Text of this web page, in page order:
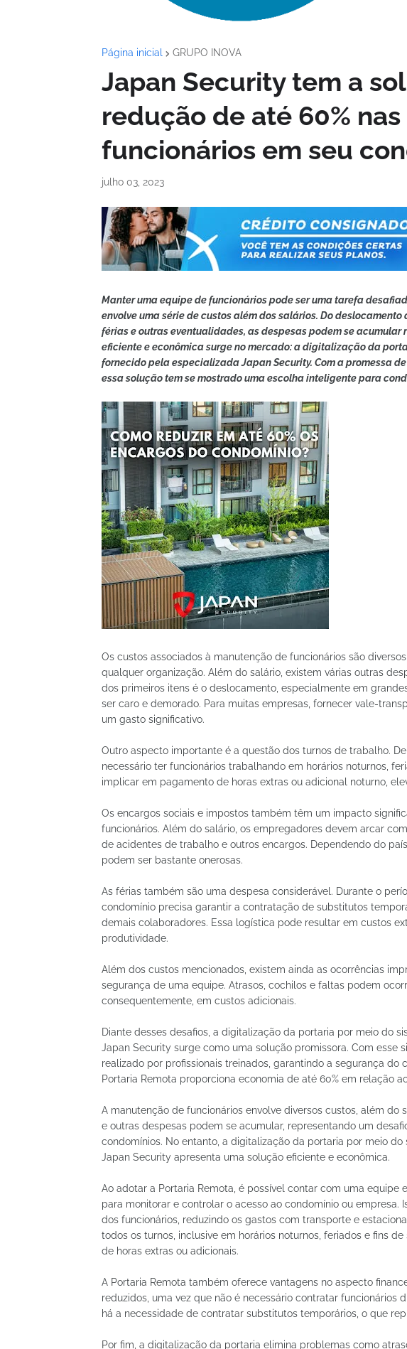
Página inicial GRUPO INOVA
Japan Security tem a
redução de até 60%
funcionários em seu
julho 03, 2023
Manter uma equipe de funcionários pode ser uma tarefa
envolve uma série de custos além dos salários. Do
férias e outras eventualidades, as despesas podem se
eficiente e econômica surge no mercado: a digitalização da
fornecido pela especializada Japan Security. Com a promessa
essa solução tem se mostrado uma escolha inteligente para
Os custos associados à manutenção de funcionários são
qualquer organização. Além do salário, existem várias outras
dos primeiros itens é o deslocamento, especialmente em
ser caro e demorado. Para muitas empresas, fornecer vale-
um gasto significativo.
Outro aspecto importante é a questão dos turnos de trabalho.
necessário ter funcionários trabalhando em horários noturnos,
implicar em pagamento de horas extras ou adicional noturno,
Os encargos sociais e impostos também têm um impacto
funcionários. Além do salário, os empregadores devem arcar
de acidentes de trabalho e outros encargos. Dependendo do
podem ser bastante onerosas.
As férias também são uma despesa considerável. Durante o
condomínio precisa garantir a contratação de substitutos
demais colaboradores. Essa logística pode resultar em custos
produtividade.
Além dos custos mencionados, existem ainda as ocorrências
segurança de uma equipe. Atrasos, cochilos e faltas podem
consequentemente, em custos adicionais.
Diante desses desafios, a digitalização da portaria por meio do
Japan Security surge como uma solução promissora. Com esse
realizado por profissionais treinados, garantindo a segurança do
Portaria Remota proporciona economia de até 60% em relação
A manutenção de funcionários envolve diversos custos, além do
e outras despesas podem se acumular, representando um
condomínios. No entanto, a digitalização da portaria por meio
Japan Security apresenta uma solução eficiente e econômica.
Ao adotar a Portaria Remota, é possível contar com uma equipe
para monitorar e controlar o acesso ao condomínio ou empresa.
dos funcionários, reduzindo os gastos com transporte e
todos os turnos, inclusive em horários noturnos, feriados e fins
de horas extras ou adicionais.
A Portaria Remota também oferece vantagens no aspecto
reduzidos, uma vez que não é necessário contratar funcionários
há a necessidade de contratar substitutos temporários, o que
Por fim, a digitalização da portaria elimina problemas como